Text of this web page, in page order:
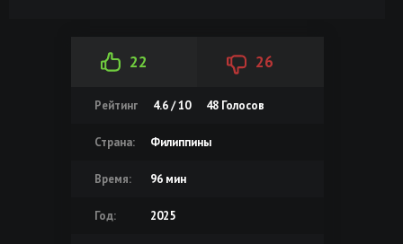
22 26
Рейтинг 4.6 / 10 48Голосов
Страна: Филиппины
Время: 96 мин
Год: 2025